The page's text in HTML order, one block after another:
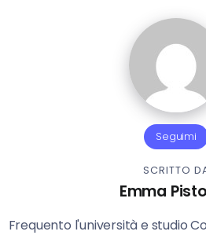
Seguimi
SCRITTO
Emma
Frequento l'università e studio